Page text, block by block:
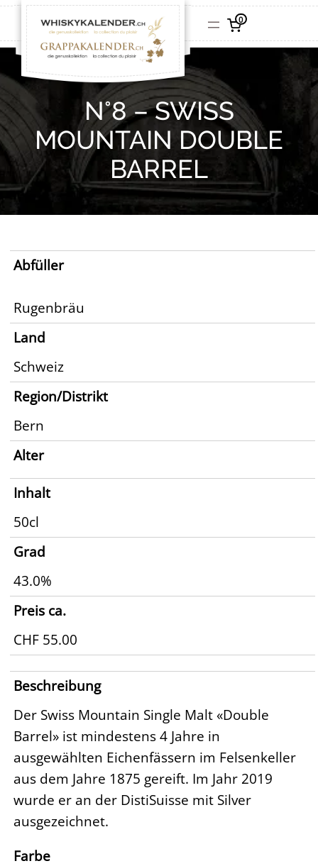
0
N°8 – SWISS
MOUNTAIN DOUBLE
BARREL
Abfüller
Rugenbräu
Land
Schweiz
Region/Distrikt
Bern
Alter
Inhalt
50cl
Grad
43.0%
Preis ca.
CHF 55.00
Beschreibung
Der Swiss Mountain Single Malt «Double
Barrel» ist mindestens 4 Jahre in
ausgewählten Eichenfässern im Felsenkeller
aus dem Jahre 1875 gereift. Im Jahr 2019
wurde er an der DistiSuisse mit Silver
ausgezeichnet.
Farbe